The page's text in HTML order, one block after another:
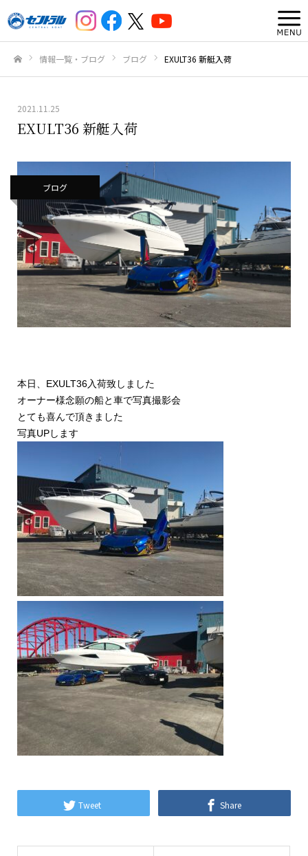
情報一覧・ブログ ブログ EXULT36 新艇入荷
2021.11.25
EXULT36 新艇入荷
ブログ
本日、EXULT36入荷致しました
オーナー様念願の船と車で写真撮影会
とても喜んで頂きました
写真UPします
Tweet Share